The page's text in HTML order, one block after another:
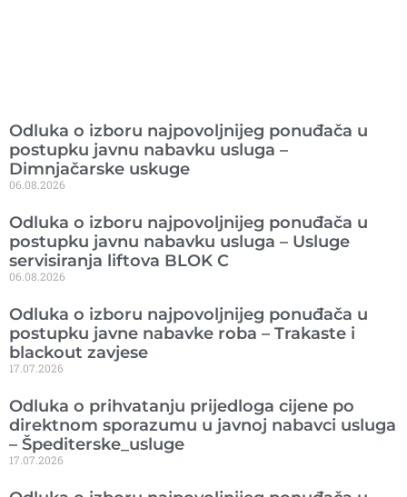
Odluka o izboru najpovoljnijeg ponuđača u
postupku javnu nabavku usluga –
Dimnjačarske uskuge
06.08.2026
Odluka o izboru najpovoljnijeg ponuđača u
postupku javnu nabavku usluga – Usluge
servisiranja liftova BLOK C
06.08.2026
Odluka o izboru najpovoljnijeg ponuđača u
postupku javne nabavke roba – Trakaste i
blackout zavjese
17.07.2026
Odluka o prihvatanju prijedloga cijene po
direktnom sporazumu u javnoj nabavci usluga
– Špediterske_usluge
17.07.2026